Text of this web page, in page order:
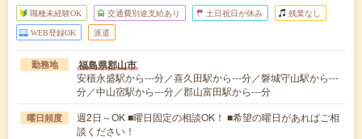
職種未経験OK 交通費別途支給あり 土日祝日が休み 残業なし
WEB登録OK 派遣
勤務地 福島県郡山市
安積永盛駅から---分／喜久田駅から---分／磐城守山駅から---
分／中山宿駅から---分／郡山富田駅から---分
曜日頻度
週2日～OK ■曜日固定の相談OK！ ■希望の曜日があればご相
談ください！